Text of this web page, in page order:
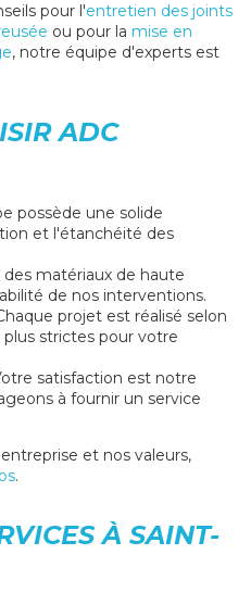
pour l'entretien des joints
ou pour la mise en
, notre équipe d'experts est
ADC
possède une solide
et l'étanchéité des
des matériaux de haute
de nos interventions.
projet est réalisé selon
strictes pour votre
satisfaction est notre
à fournir un service
et nos valeurs,
.
À SAINT-